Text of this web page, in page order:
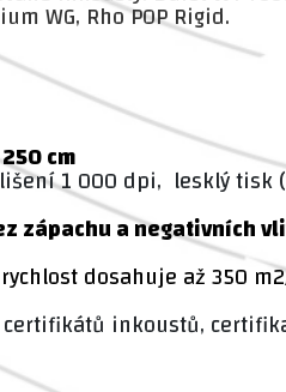
WG, Rho POP Rigid.
cm
1 000 dpi, lesklý tisk
zápachu a negativních
dosahuje až 350
inkoustů,